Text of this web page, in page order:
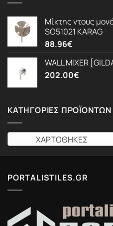
Μίκτης ντους
SO51021 KARAG
88.96€
WALL MIXER
202.00€
ΚΑΤΗΓΟΡΊΕΣ ΠΡΟΪΌΝΤΩΝ
ΧΑΡΤΟΘΗΚΕΣ
PORTALISTILES.GR